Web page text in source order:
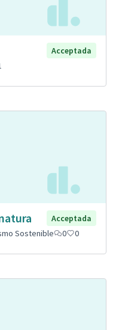
Acceptada
Acceptada
Sostenible 0 0